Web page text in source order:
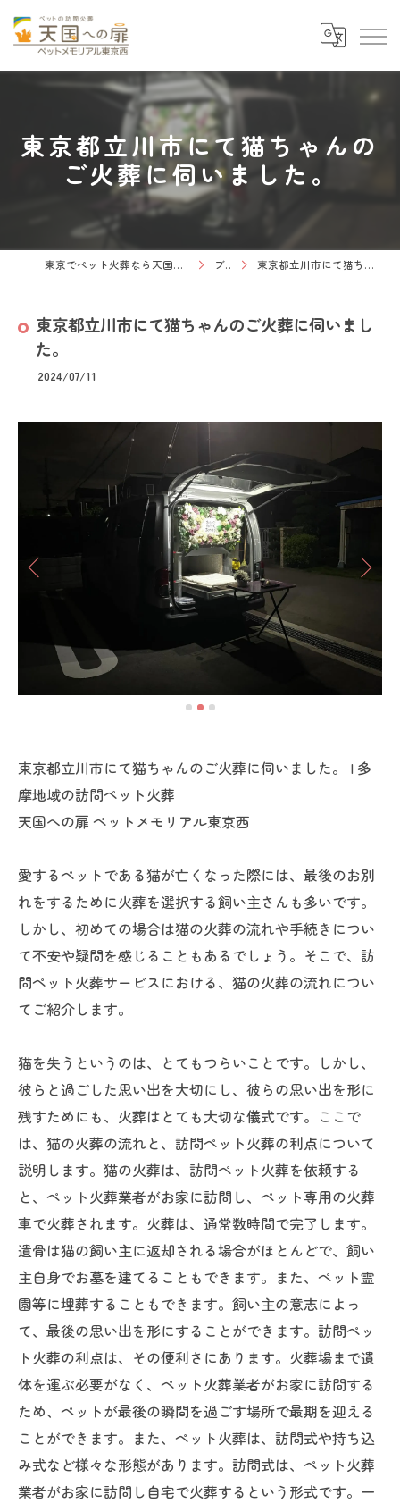
東京都立川市にて猫ちゃんの
ご火葬に伺いました。
東京でペット火葬なら天国への扉 ペットメモリアル東京西 ブログ 東京都立川市にて猫ちゃんのご火葬に伺いました。
東京都立川市にて猫ちゃんのご火葬に伺いまし
た。
2024/07/11
東京都立川市にて猫ちゃんのご火葬に伺いました。 | 多
摩地域の訪問ペット火葬
天国への扉 ペットメモリアル東京西
愛するペットである猫が亡くなった際には、最後のお別
れをするために火葬を選択する飼い主さんも多いです。
しかし、初めての場合は猫の火葬の流れや手続きについ
て不安や疑問を感じることもあるでしょう。そこで、訪
問ペット火葬サービスにおける、猫の火葬の流れについ
てご紹介します。
猫を失うというのは、とてもつらいことです。しかし、
彼らと過ごした思い出を大切にし、彼らの思い出を形に
残すためにも、火葬はとても大切な儀式です。ここで
は、猫の火葬の流れと、訪問ペット火葬の利点について
説明します。猫の火葬は、訪問ペット火葬を依頼する
と、ペット火葬業者がお家に訪問し、ペット専用の火葬
車で火葬されます。火葬は、通常数時間で完了します。
遺骨は猫の飼い主に返却される場合がほとんどで、飼い
主自身でお墓を建てることもできます。また、ペット霊
園等に埋葬することもできます。飼い主の意志によっ
て、最後の思い出を形にすることができます。訪問ペッ
ト火葬の利点は、その便利さにあります。火葬場まで遺
体を運ぶ必要がなく、ペット火葬業者がお家に訪問する
ため、ペットが最後の瞬間を過ごす場所で最期を迎える
ことができます。また、ペット火葬は、訪問式や持ち込
み式など様々な形態があります。訪問式は、ペット火葬
業者がお家に訪問し自宅で火葬するという形式です。一